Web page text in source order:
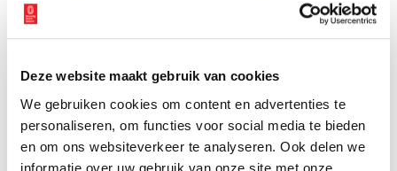
Deze website maakt gebruik van cookies
We gebruiken cookies om content en advertenties te
personaliseren, om functies voor social media te bieden
en om ons websiteverkeer te analyseren. Ook delen we
informatie over uw gebruik van onze site met onze
lezing live gaan zeefdrukken. Ze maakt onder andere afdrukken
van haar voormoeder Sophietje.
Voor aanvang van de lezing in de Amstelkerk krijgt u een heerlijk
kopje koffie van Coffee Mama, de Surinaamse koffiespecialist. U
kunt dan, maar ook na afloop van de lezing, de expositie bekijken.
Er is ook een verkooptafel met kleine kunstvoorwerpen van de